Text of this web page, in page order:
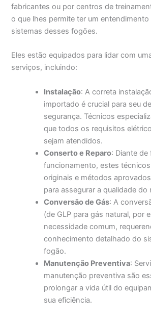
fabricantes ou por centros de
o que lhes permite ter um
sistemas desses fogões.
Eles estão equipados para lidar com
serviços, incluindo:
Instalação: A correta
importado é crucial para seu
segurança. Técnicos
que todos os requisitos
sejam atendidos.
Conserto e Reparo: Diante de
funcionamento, estes
originais e métodos
para assegurar a qualidade do
Conversão de Gás: A
(de GLP para gás natural, por
necessidade comum,
conhecimento detalhado do
fogão.
Manutenção Preventiva:
manutenção preventiva são
prolongar a vida útil do
sua eficiência.